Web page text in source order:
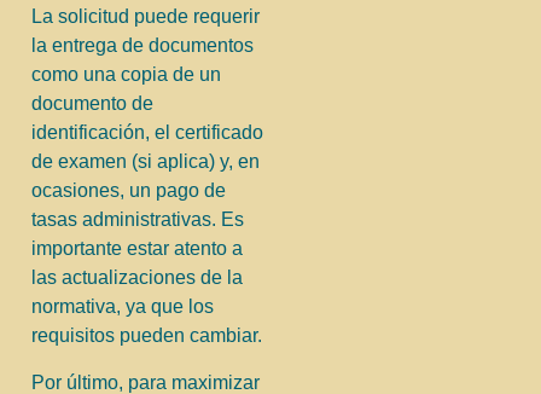
La solicitud puede requerir
la entrega de documentos
como una copia de un
documento de
identificación, el certificado
de examen (si aplica) y, en
ocasiones, un pago de
tasas administrativas. Es
importante estar atento a
las actualizaciones de la
normativa, ya que los
requisitos pueden cambiar.
Por último, para maximizar